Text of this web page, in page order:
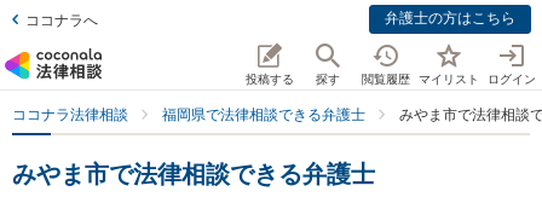
ココナラへ 弁護士の方はこちら
投稿する 探す 閲覧履歴 マイリスト ログイン
ココナラ法律相談 福岡県で法律相談できる弁護士 みやま市で法律相談
みやま市で法律相談できる弁護士